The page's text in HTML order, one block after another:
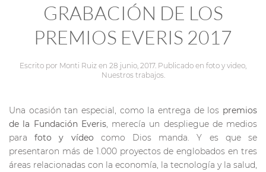
GRABACIÓN DE LOS
PREMIOS EVERIS 2017
Escrito por Monti Ruiz en 28 junio, 2017. Publicado en foto y video
Nuestros trabajos.
Una ocasión tan especial, como la entrega de los premios
de la Fundación Everis, merecía un despliegue de medios
parafoto y vídeo como Dios manda. Y es que se
presentaron más de 1.000 proyectos de englobados en tres
áreas relacionadas con la economía, la tecnología y la salud,